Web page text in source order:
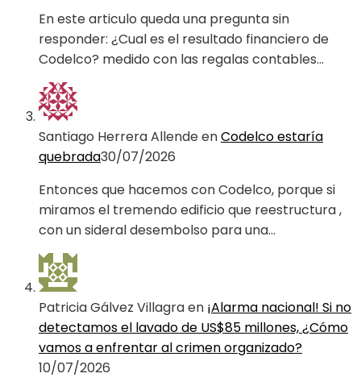
En este articulo queda una pregunta sin
responder: ¿Cual es el resultado financiero de
Codelco? medido con las regalas contables…
Santiago Herrera AllendeenCodelco estaría
quebrada30/07/2026
Entonces que hacemos con Codelco, porque si
miramos el tremendo edificio que reestructura ,
con un sideral desembolso para una…
Patricia Gálvez Villagraen ¡Alarma nacional! Si no
detectamos el lavado de US$85 millones, ¿Cómo
vamos a enfrentar al crimen organizado?
10/07/2026